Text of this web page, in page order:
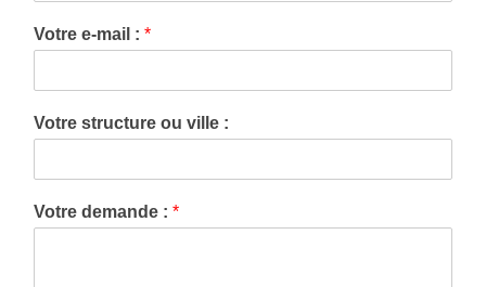
Votre e-mail : *
Votre structure ou ville :
Votre demande : *